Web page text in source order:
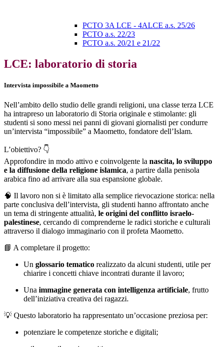
PCTO 3A LCE - 4ALCE a.s. 25/26
PCTO a.s. 22/23
PCTO a.s. 20/21 e 21/22
LCE: laboratorio di storia
Intervista impossibile a Maometto
Nell’ambito dello studio delle grandi religioni, una classe terza LCE
ha intrapreso un laboratorio di Storia originale e stimolante: gli
studenti si sono messi nei panni di giovani giornalisti per condurre
un’intervista “impossibile” a Maometto, fondatore dell’Islam.
L’obiettivo? 👇
Approfondire in modo attivo e coinvolgente la nascita, lo sviluppo
e la diffusione della religione islamica, a partire dalla penisola
arabica fino ad arrivare alla sua espansione globale.
🧠 Il lavoro non si è limitato alla semplice rievocazione storica: nella
parte conclusiva dell’intervista, gli studenti hanno affrontato anche
un tema di stringente attualità, le origini del conflitto israelo-
palestinese, cercando di comprenderne le radici storiche e culturali
attraverso il dialogo immaginario con il profeta Maometto.
📘 A completare il progetto:
Un glossario tematico realizzato da alcuni studenti, utile per
chiarire i concetti chiave incontrati durante il lavoro;
Una immagine generata con intelligenza artificiale, frutto
dell’iniziativa creativa dei ragazzi.
💡 Questo laboratorio ha rappresentato un’occasione preziosa per:
potenziare le competenze storiche e digitali;